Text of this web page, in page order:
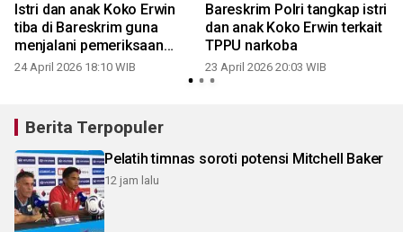
Istri dan anak Koko Erwin
tiba di Bareskrim guna
menjalani pemeriksaan
kasus TPPU
24 April 2026 18:10 WIB
Bareskrim Polri tangkap istri
dan anak Koko Erwin terkait
TPPU narkoba
23 April 2026 20:03 WIB
Berita Terpopuler
Pelatih timnas soroti potensi Mitchell Baker
12 jam lalu